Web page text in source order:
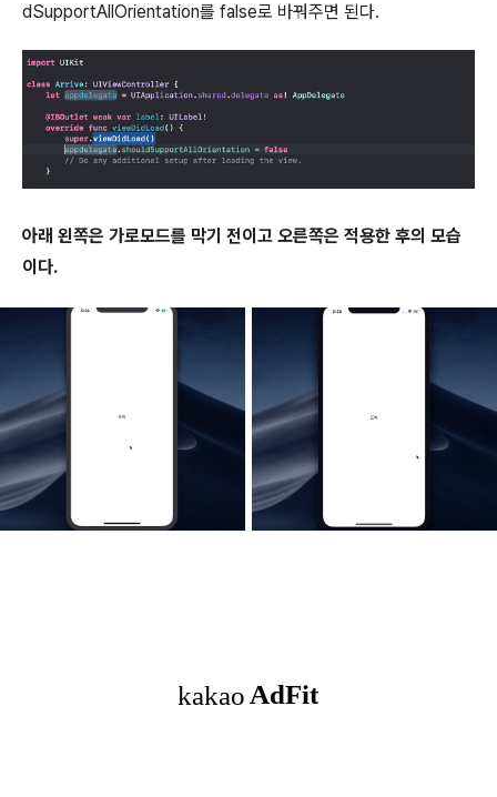
dSupportAllOrientation를 false로 바꿔주면 된다.
아래 왼쪽은 가로모드를 막기 전이고 오른쪽은 적용한 후의 모습
이다.